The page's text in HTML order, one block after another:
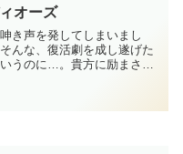
ん、今まで疑ってかかって
次走が楽しみです。今週の
。
オーズ
き声を発してしまいまし
んな、復活劇を成し遂げた
うのに…。貴方に励まされ